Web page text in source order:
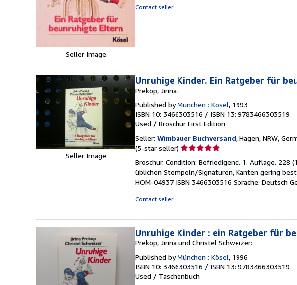
Seller Image
Contact seller
Seller Image
Unruhige Kinder. Ein Ratgeber für
Prekop, Jirina :
Published byMünchen : Kösel, 1993
ISBN 10: 3466303516 / ISBN 13: 9783466303519
Used / Broschur First Edition
Seller: Wimbauer Buchversand, Hagen, NRW,
(5-star seller) Seller
5
out
of
Broschur. Condition: Befriedigend. 1. Auflage.
üblichen Stempeln/Signaturen, Kanten gering
HOM-04937 ISBN 3466303516 Sprache: Deutsch
Contact seller
Unruhige Kinder : ein Ratgeber für
Prekop, Jirina und Christel Schweizer:
Published byMünchen : Kösel, 1996
ISBN 10: 3466303516 / ISBN 13: 9783466303519
Used / Taschenbuch